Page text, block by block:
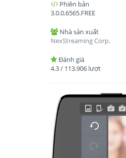
Phiên bản
3.0.0.6565.FREE
Nhà sản xuất
NexStreaming Corp.
Đánh giá
4.3/ 113.906 lượt